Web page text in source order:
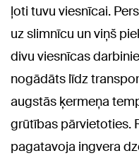
ļoti tuvu viesnīcai.
uz slimnīcu un viņš
divu viesnīcas
nogādāts līdz
augstās ķermeņa
grūtības pārvietoties.
pagatavoja ingvera